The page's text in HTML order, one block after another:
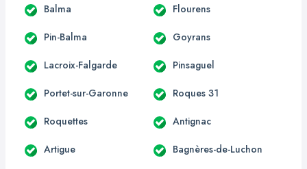
Balma Flourens
Pin-Balma Goyrans
Lacroix-Falgarde Pinsaguel
Portet-sur-Garonne Roques 31
Roquettes Antignac
Artigue Bagnères-de-Luchon